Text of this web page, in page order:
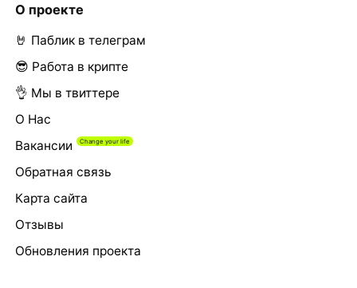
О проекте
🤘 Паблик в телеграм
😎 Работа в крипте
👌 Мы в твиттере
О Нас
Вакансии
Обратная связь
Карта сайта
Отзывы
Обновления проекта